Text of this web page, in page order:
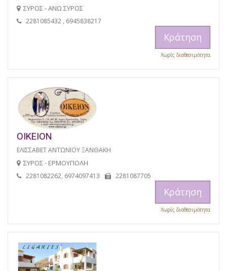
ΣΥΡΟΣ - ΑΝΩ ΣΥΡΟΣ
2281085432 , 6945838217
Κράτηση
Χωρίς διαθεσιμότητα
ΟΙΚΕΙΟΝ
ΕΛΙΣΣΑΒΕΤ ΑΝΤΩΝΙΟΥ ΞΑΝΘΑΚΗ
ΣΥΡΟΣ - ΕΡΜΟΥΠΟΛΗ
2281082262, 6974097413 2281087705
Κράτηση
Χωρίς διαθεσιμότητα